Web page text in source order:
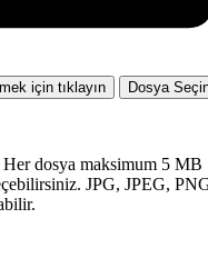
için tıklayın Dosya
Her dosya maksimum 5 MB
JPG, JPEG,